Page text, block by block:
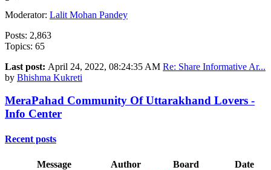
Moderator: Lalit Mohan Pandey
Posts: 2,863
Topics: 65
Last post: April 24, 2022, 08:24:35 AM Re: Share Informative Ar...
by Bhishma Kukreti
MeraPahad Community Of Uttarakhand Lovers -
Info Center
Recent posts
Message Author Board Date